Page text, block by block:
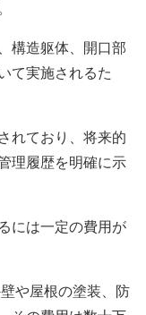
構造躯体、開口部
て実施されるた
れており、将来的
理履歴を明確に示
には一定の費用が
や屋根の塗装、防